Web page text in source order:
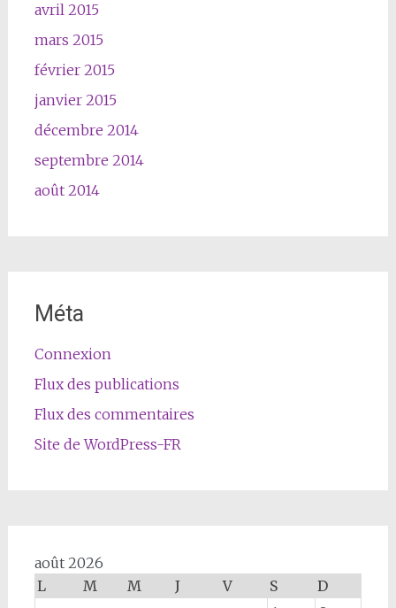
avril 2015
mars 2015
février 2015
janvier 2015
décembre 2014
septembre 2014
août 2014
Méta
Connexion
Flux des publications
Flux des commentaires
Site de WordPress-FR
août 2026
L
M M J V S
D